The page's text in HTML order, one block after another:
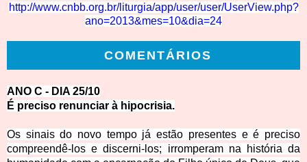
http://www.cnbb.org.br/liturgia/app/user/user/UserView.php?
ano=2013&mes=10&dia=24
COMENTÁRIOS
ANO C - DI A 25/10
É preciso renunciar à hipocrisia.
Os sinais do novo tempo já estão presentes e é preciso
compreendê-los e discerni-los; irromperam na história da